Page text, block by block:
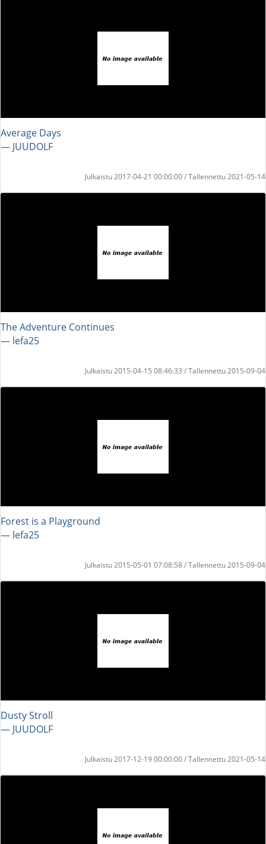
Average Days
― JUUDOLF
Julkaistu 2017-04-21 00:00:00 / Tallennettu 2021-05-14
The Adventure Continues
― lefa25
Julkaistu 2015-04-15 08:46:33 / Tallennettu 2015-09-04
Forest is a Playground
― lefa25
Julkaistu 2015-05-01 07:08:58 / Tallennettu 2015-09-04
Dusty Stroll
― JUUDOLF
Julkaistu 2017-12-19 00:00:00 / Tallennettu 2021-05-14